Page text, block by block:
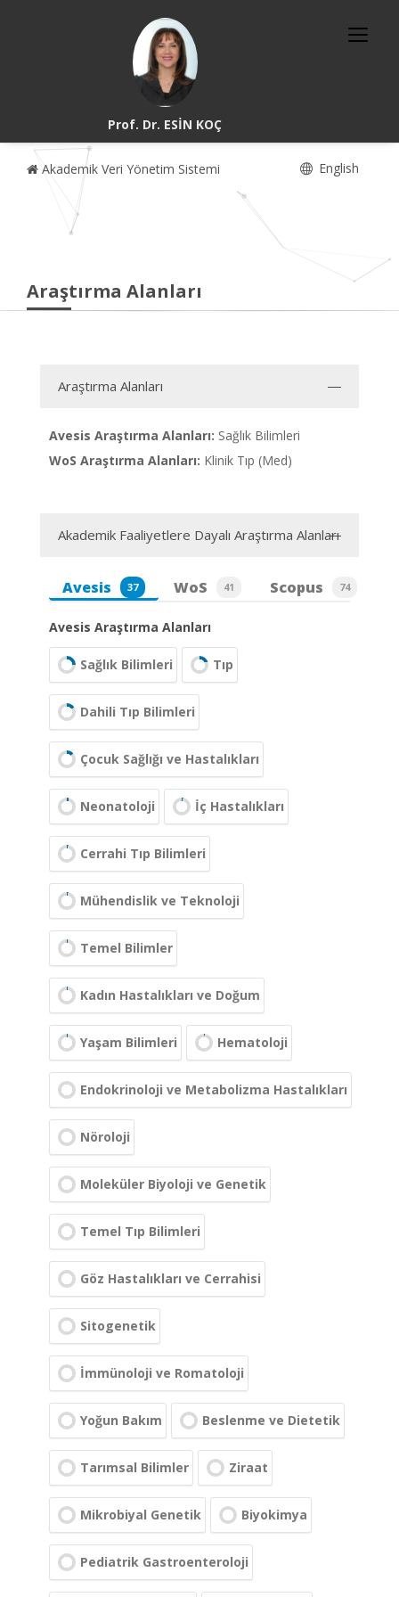
Prof. Dr. ESİN KOÇ
Akademik Veri Yönetim Sistemi English
Araştırma Alanları
Araştırma Alanları
Avesis Araştırma Alanları: Sağlık Bilimleri
WoS Araştırma Alanları: Klinik Tıp (Med)
Akademik Faaliyetlere Dayalı Araştırma Alanları
Avesis 37 WoS 41 Scopus 74
Avesis Araştırma Alanları
Sağlık Bilimleri Tıp
Dahili Tıp Bilimleri
Çocuk Sağlığı ve Hastalıkları
Neonatoloji İç Hastalıkları
Cerrahi Tıp Bilimleri
Mühendislik ve Teknoloji
Temel Bilimler
Kadın Hastalıkları ve Doğum
Yaşam Bilimleri Hematoloji
Endokrinoloji ve Metabolizma Hastalıkları
Nöroloji
Moleküler Biyoloji ve Genetik
Temel Tıp Bilimleri
Göz Hastalıkları ve Cerrahisi
Sitogenetik
İmmünoloji ve Romatoloji
Yoğun Bakım Beslenme ve Dietetik
Tarımsal Bilimler Ziraat
Mikrobiyal Genetik Biyokimya
Pediatrik Gastroenteroloji